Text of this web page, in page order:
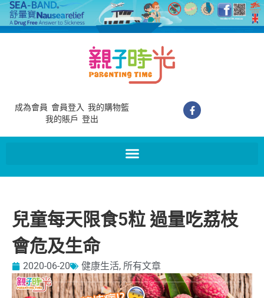
成為會員 會員登入 我的購物籃
我的賬戶 登出
兒童每天限食5粒 過量吃荔枝
會危及生命
2020-06-20 健康生活, 所有文章